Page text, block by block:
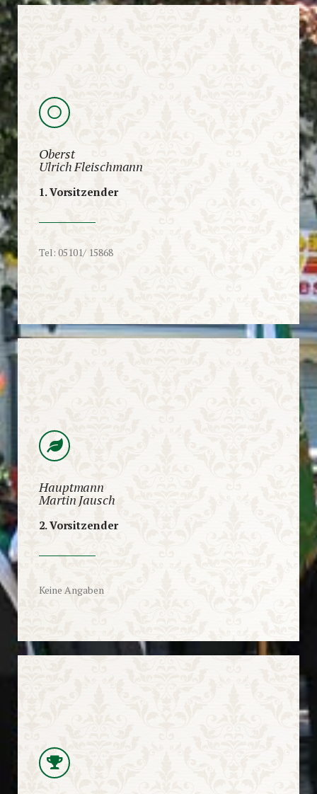
Oberst
Ulrich Fleischmann
1. Vorsitzender
Tel: 05101/ 15868
Hauptmann
Martin Jausch
2. Vorsitzender
Keine Angaben